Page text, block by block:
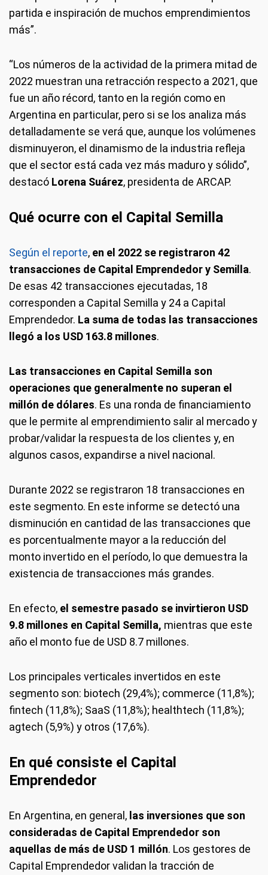
partida e inspiración de muchos emprendimientos
más”.
“Los números de la actividad de la primera mitad de
2022 muestran una retracción respecto a 2021, que
fue un año récord, tanto en la región como en
Argentina en particular, pero si se los analiza más
detalladamente se verá que, aunque los volúmenes
disminuyeron, el dinamismo de la industria refleja
que el sector está cada vez más maduro y sólido”,
destacó Lorena Suárez, presidenta de ARCAP.
Qué ocurre con el Capital Semilla
Según el reporte, en el 2022 se registraron 42
transacciones de Capital Emprendedor y Semilla.
De esas 42 transacciones ejecutadas, 18
corresponden a Capital Semilla y 24 a Capital
Emprendedor. La suma de todas las transacciones
llegó a los USD 163.8 millones.
Las transacciones en Capital Semilla son
operaciones que generalmente no superan el
millón de dólares. Es una ronda de financiamiento
que le permite al emprendimiento salir al mercado y
probar/validar la respuesta de los clientes y, en
algunos casos, expandirse a nivel nacional.
Durante 2022 se registraron 18 transacciones en
este segmento. En este informe se detectó una
disminución en cantidad de las transacciones que
es porcentualmente mayor a la reducción del
monto invertido en el período, lo que demuestra la
existencia de transacciones más grandes.
En efecto, el semestre pasado se invirtieron USD
9.8 millones en Capital Semilla, mientras que este
año el monto fue de USD 8.7 millones.
Los principales verticales invertidos en este
segmento son: biotech (29,4%); commerce (11,8%);
fintech (11,8%); SaaS (11,8%); healthtech (11,8%);
agtech (5,9%) y otros (17,6%).
En qué consiste el Capital
Emprendedor
En Argentina, en general, las inversiones que son
consideradas de Capital Emprendedor son
aquellas de más de USD 1 millón. Los gestores de
Capital Emprendedor validan la tracción de